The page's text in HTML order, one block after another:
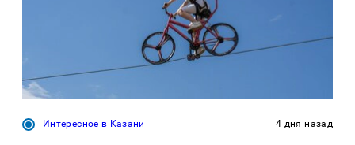
Интересное в Казани 4 дня назад